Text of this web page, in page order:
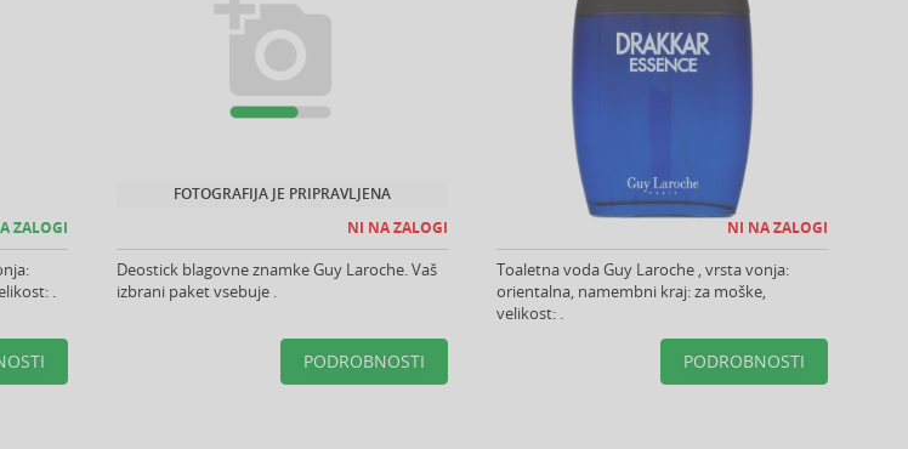
ZALOGI
.
FOTOGRAFIJA JE PRIPRAVLJENA
NI NA ZALOGI
Deostick blagovne znamke Guy Laroche. Vaš
izbrani paket vsebuje .
PODROBNOSTI
NI NA ZALOGI
Toaletna voda Guy Laroche , vrsta vonja:
orientalna, namembni kraj: za moške,
velikost: .
PODROBNOSTI